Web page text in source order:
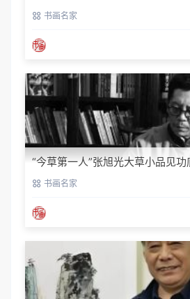
书画名家
“今草第一人”张旭光大草小品见
正创新‌！
书画名家